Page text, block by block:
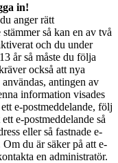
in!
anger rätt
så kan en av två
och du under
år så måste du följa
också att nya
antingen av
information visades
e-postmeddelande, följ
e-postmeddelande så
eller så fastnade e-
du är säker på att e-
en administratör.